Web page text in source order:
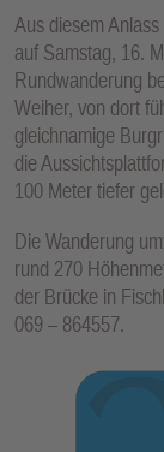
Aus diesem
auf Samstag, 16.
Rundwanderung
Weiher, von dort
gleichnamige
die
100 Meter tiefer
Die Wanderung
rund 270
der Brücke in
069 – 864557.